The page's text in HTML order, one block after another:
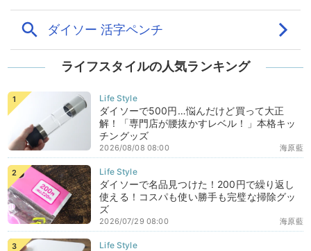
ライフスタイルの人気ランキング
ダイソーで500円…悩んだけど買って大正
解！「専門店が腰抜かすレベル！」本格キッ
チングッズ
海原藍
2026/08/08 08:00
ダイソーで名品見つけた！200円で繰り返し
使える！コスパも使い勝手も完璧な掃除グッ
ズ
海原藍
2026/07/29 08:00